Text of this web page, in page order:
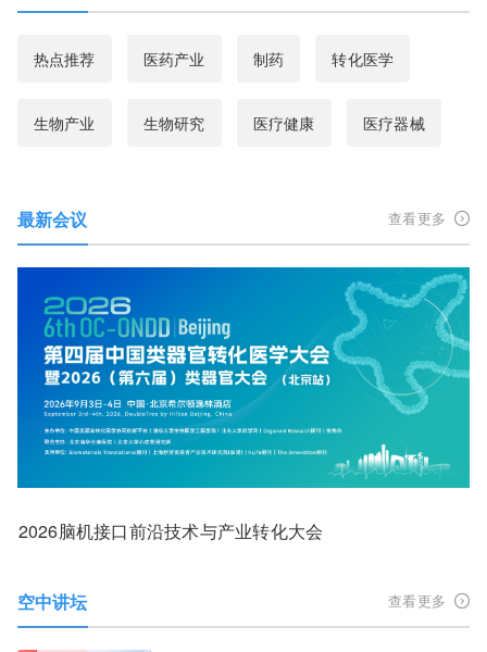
热点推荐 医药产业 制药 转化医学
生物产业 生物研究 医疗健康 医疗器械
最新会议 查看更多
2026脑机接口前沿技术与产业转化大会
空中讲坛 查看更多